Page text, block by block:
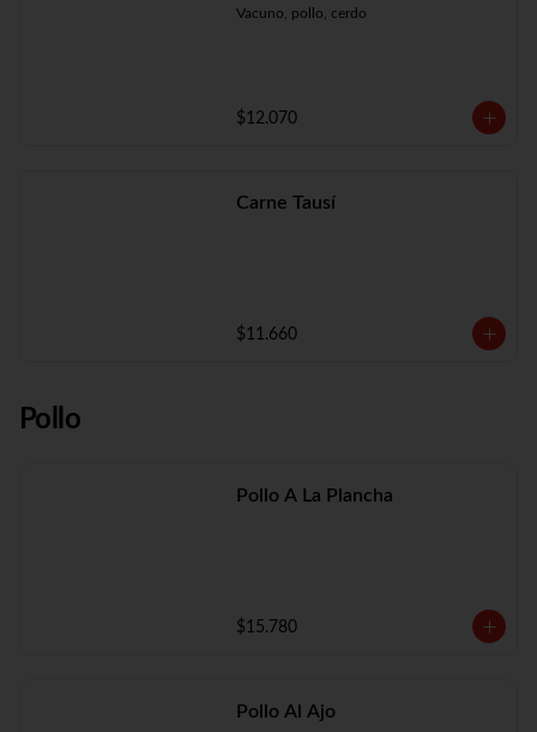
Vacuno, pollo, cerdo
$12.070
Carne Tausí
$11.660
Pollo
Pollo A La Plancha
$15.780
Pollo Al Ajo